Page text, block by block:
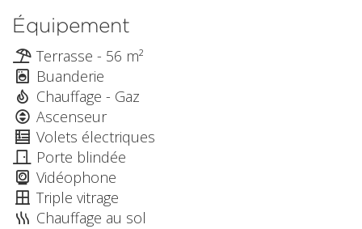
Équipement
Terrasse - 56 m²
Buanderie
Chauffage - Gaz
Ascenseur
Volets électriques
Porte blindée
Vidéophone
Triple vitrage
Chauffage au sol